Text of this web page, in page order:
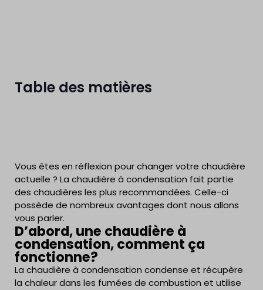
Table des matières
Vous êtes en réflexion pour changer votre chaudière
actuelle ? La chaudière à condensation fait partie
des chaudières les plus recommandées. Celle-ci
possède de nombreux avantages dont nous allons
vous parler.
D’abord, une chaudière à
condensation, comment ça
fonctionne?
La chaudière à condensation condense et récupère
la chaleur dans les fumées de combustion et utilise